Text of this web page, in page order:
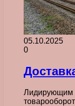
05.10.2025
0
Лидирующим